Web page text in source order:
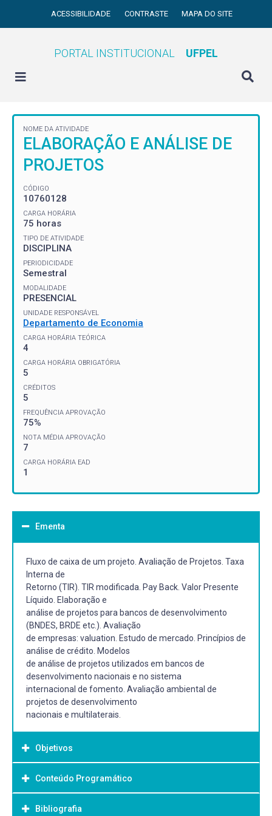
ACESSIBILIDADE CONTRASTE MAPA DO SITE
PORTAL INSTITUCIONAL UFPEL
NOME DA ATIVIDADE
ELABORAÇÃO E ANÁLISE DE
PROJETOS
CÓDIGO
10760128
CARGA HORÁRIA
75 horas
TIPO DE ATIVIDADE
DISCIPLINA
PERIODICIDADE
Semestral
MODALIDADE
PRESENCIAL
UNIDADE RESPONSÁVEL
Departamento de Economia
CARGA HORÁRIA TEÓRICA
4
CARGA HORÁRIA OBRIGATÓRIA
5
CRÉDITOS
5
FREQUÊNCIA APROVAÇÃO
75%
NOTA MÉDIA APROVAÇÃO
7
CARGA HORÁRIA EAD
1
Ementa
Fluxo de caixa de um projeto. Avaliação de Projetos. Taxa
Interna de
Retorno (TIR). TIR modificada. Pay Back. Valor Presente
Líquido. Elaboração e
análise de projetos para bancos de desenvolvimento
(BNDES, BRDE etc.). Avaliação
de empresas: valuation. Estudo de mercado. Princípios de
análise de crédito. Modelos
de análise de projetos utilizados em bancos de
desenvolvimento nacionais e no sistema
internacional de fomento. Avaliação ambiental de
projetos de desenvolvimento
nacionais e multilaterais.
Objetivos
Objetivo Geral:
Ensinar os métodos práticos de planejamento e projeto
Conteúdo Programático
Bibliografia